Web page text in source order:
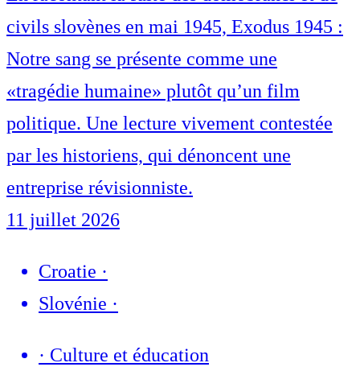
civils slovènes en mai 1945, Exodus 1945 :
Notre sang se présente comme une
«tragédie humaine» plutôt qu’un film
politique. Une lecture vivement contestée
par les historiens, qui dénoncent une
entreprise révisionniste.
11 juillet 2026
Croatie ·
Slovénie ·
· Culture et éducation